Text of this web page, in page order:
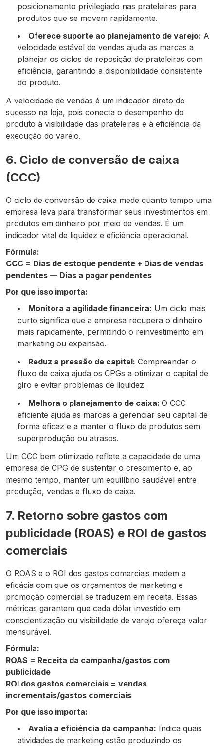
posicionamento privilegiado nas prateleiras para
produtos que se movem rapidamente.
Oferece suporte ao planejamento de varejo: A
velocidade estável de vendas ajuda as marcas a
planejar os ciclos de reposição de prateleiras com
eficiência, garantindo a disponibilidade consistente
do produto.
A velocidade de vendas é um indicador direto do
sucesso na loja, pois conecta o desempenho do
produto à visibilidade das prateleiras e à eficiência da
execução do varejo.
6. Ciclo de conversão de caixa
(CCC)
O ciclo de conversão de caixa mede quanto tempo uma
empresa leva para transformar seus investimentos em
produtos em dinheiro por meio de vendas. É um
indicador vital de liquidez e eficiência operacional.
Fórmula:
CCC = Dias de estoque pendente + Dias de vendas
pendentes — Dias a pagar pendentes
Por que isso importa:
Monitora a agilidade financeira: Um ciclo mais
curto significa que a empresa recupera o dinheiro
mais rapidamente, permitindo o reinvestimento em
marketing ou expansão.
Reduz a pressão de capital: Compreender o
fluxo de caixa ajuda os CPGs a otimizar o capital de
giro e evitar problemas de liquidez.
Melhora o planejamento de caixa: O CCC
eficiente ajuda as marcas a gerenciar seu capital de
forma eficaz e a manter o fluxo de produtos sem
superprodução ou atrasos.
Um CCC bem otimizado reflete a capacidade de uma
empresa de CPG de sustentar o crescimento e, ao
mesmo tempo, manter um equilíbrio saudável entre
produção, vendas e fluxo de caixa.
7. Retorno sobre gastos com
publicidade (ROAS) e ROI de gastos
comerciais
O ROAS e o ROI dos gastos comerciais medem a
eficácia com que os orçamentos de marketing e
promoção comercial se traduzem em receita. Essas
métricas garantem que cada dólar investido em
conscientização ou visibilidade de varejo ofereça valor
mensurável.
Fórmula:
ROAS = Receita da campanha/gastos com
publicidade
ROI dos gastos comerciais = vendas
incrementais/gastos comerciais
Por que isso importa:
Avalia a eficiência da campanha: Indica quais
atividades de marketing estão produzindo os